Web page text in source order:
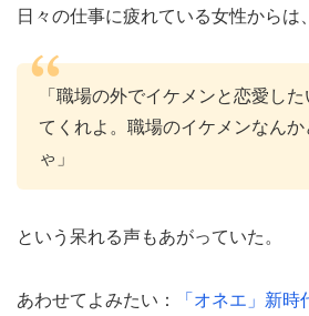
日々の仕事に疲れている女性からは、
「職場の外でイケメンと恋愛し
てくれよ。職場のイケメンなん
ゃ」
という呆れる声もあがっていた。
あわせてよみたい：
「オネエ」新